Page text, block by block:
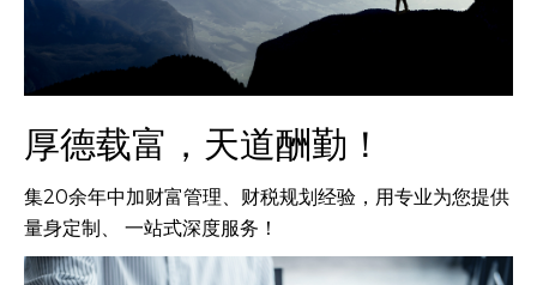
厚德载富，天道酬勤！
集20余年中加财富管理、财税规划经验，用专业为您提供
量身定制、 一站式深度服务！